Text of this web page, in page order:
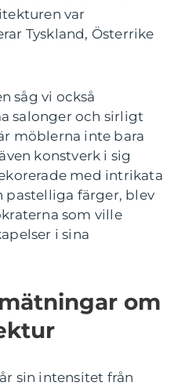
var
Tyskland, Österrike
såg vi också
salonger och sirligt
möblerna inte bara
konstverk i sig
med intrikata
pastelliga färger, blev
som ville
i sina
om
sin intensitet från